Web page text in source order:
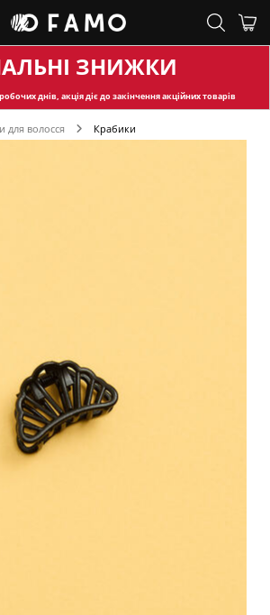
ЗНИЖКИ
днів, акція діє до закінчення акційних товарів
для волосся Крабики